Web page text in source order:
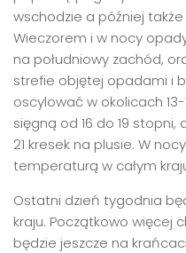
wschodzie a później
Wieczorem i w nocy
na południowy zachód,
strefie objętej opadami i
oscylować w okolicach
sięgną od 16 do 19
21 kresek na plusie. W
temperaturą w całym
Ostatni dzień tygodnia
kraju. Początkowo więcej
będzie jeszcze na